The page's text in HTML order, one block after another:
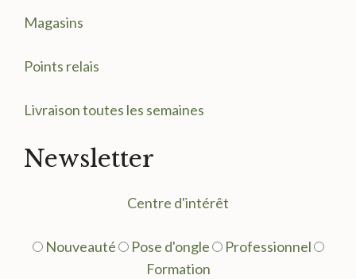
Magasins
Points relais
Livraison toutes les semaines
Newsletter
Centre d'intérêt
Nouveauté Pose d'ongle
Professionnel
Formation